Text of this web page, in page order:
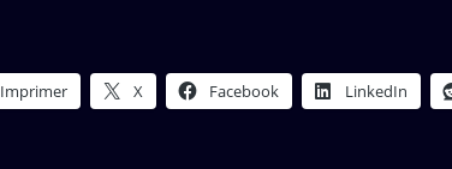
Imprimer X Facebook LinkedIn